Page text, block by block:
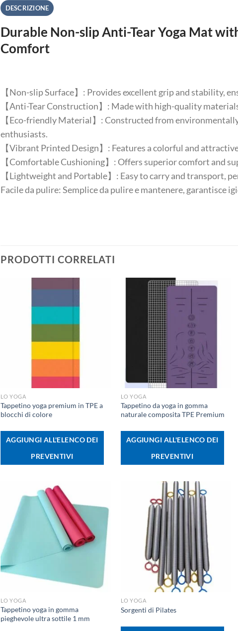
DESCRIZIONE
Durable Non-slip Anti-Tear Yoga Mat
Comfort
【Non-slip Surface】: Provides excellent grip and stability,
【Anti-Tear Construction】: Made with high-quality
【Eco-friendly Material】: Constructed from
enthusiasts.
【Vibrant Printed Design】: Features a colorful and
【Comfortable Cushioning】: Offers superior comfort and
【Lightweight and Portable】: Easy to carry and transport,
Facile da pulire: Semplice da pulire e mantenere, garantisce
PRODOTTI CORRELATI
LO YOGA
Tappetino yoga premium in TPE a
blocchi di colore
AGGIUNGI ALL'ELENCO DEI
PREVENTIVI
LO YOGA
Tappetino da yoga in gomma
naturale composita TPE Premium
AGGIUNGI ALL'ELENCO DEI
PREVENTIVI
LO YOGA
Tappetino yoga in gomma
pieghevole ultra sottile 1 mm
LO YOGA
Sorgenti di Pilates